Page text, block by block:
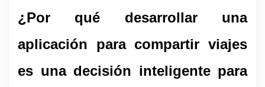
¿Por qué desarrollar una
aplicación para compartir viajes
es una decisión inteligente para